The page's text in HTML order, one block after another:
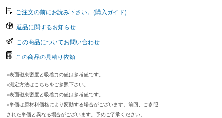
ご注文の前にお読み下さい。(購入ガイド)
返品に関するお知らせ
この商品についてお問い合わせ
この商品の見積り依頼
※表面磁束密度と吸着力の値は参考値です。
※測定方法はこちらをご参照下さい。
※表面磁束密度と吸着力の値は参考値です。
※単価は原材料価格により変動する場合がございます。前回、ご参照
された単価と異なる場合がございます。予めご了承ください。